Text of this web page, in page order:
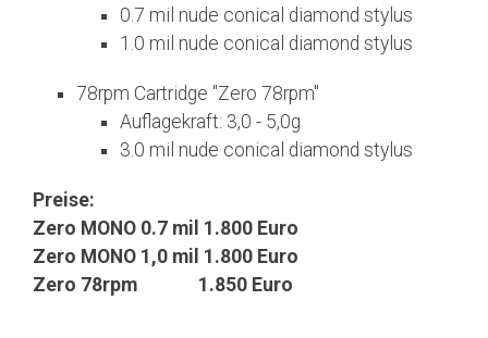
0.7 mil nude conical diamond stylus
1.0 mil nude conical diamond stylus
78rpm Cartridge "Zero 78rpm"
Auflagekraft: 3,0 - 5,0g
3.0 mil nude conical diamond stylus
Preise:
Zero MONO 0.7 mil 1.800 Euro
Zero MONO 1,0 mil 1.800 Euro
Zero 78rpm 1.850 Euro